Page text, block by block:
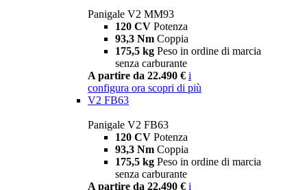
Panigale V2 MM93
120 CV Potenza
93,3 Nm Coppia
175,5 kg Peso in ordine di marcia
senza carburante
A partire da 22.490 € i
configura ora scopri di più
V2 FB63
Panigale V2 FB63
120 CV Potenza
93,3 Nm Coppia
175,5 kg Peso in ordine di marcia
senza carburante
A partire da 22.490 € i